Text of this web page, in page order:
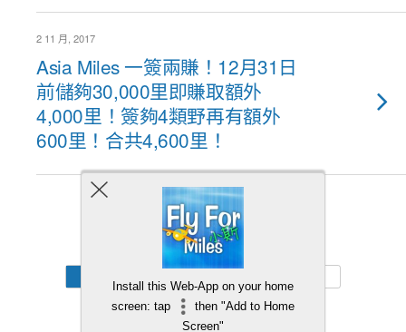
2 11 月, 2017
Asia Miles 一簽兩賺！12月31日
前儲夠30,000里即賺取額外
4,000里！簽夠4類野再有額外
600里！合共4,600里！
Back to top
Install this Web-App on your home
screen: tap
then "Add to Home
Screen"